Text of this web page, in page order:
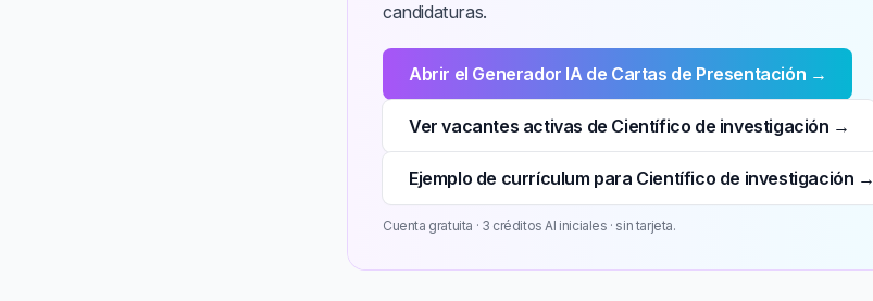
candidaturas.
Abrir el Generador IA de Cartas de Presentación →
Ver vacantes activas de Científico de investigación →
Ejemplo de currículum para Científico de investigación →
Cuenta gratuita · 3 créditos AI iniciales · sin tarjeta.